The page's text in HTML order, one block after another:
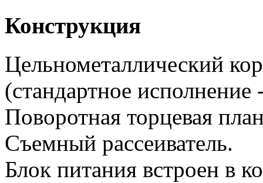
Конструкция
Цельнометаллический
(стандартное
Поворотная торцевая
Съемный рассеиватель.
Блок питания встроен в